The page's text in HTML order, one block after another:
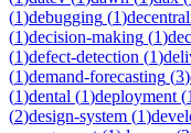
(1)debugging (1)
(1)decision-making (1)
(1)defect-detection (1)
(1)demand-forecasting (3)
(1)dental (1)deployment (
(2)design-system (1)